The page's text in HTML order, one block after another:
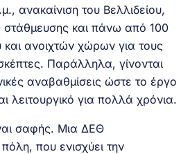
ανακαίνιση του Βελλιδείου,
στάθμευσης και πάνω από 100
ανοιχτών χώρων για τους
Παράλληλα, γίνονται
αναβαθμίσεις ώστε το έργο
λειτουργικό για πολλά χρόνια.
σαφής. Μια ΔΕΘ
που ενισχύει την